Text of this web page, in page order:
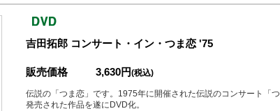
吉田拓郎 コンサート・イン・つま恋 '75
販売価格 3,630円(税込)
伝説の「つま恋」です。1975年に開催された伝説のコンサート「
発売された作品を遂にDVD化。